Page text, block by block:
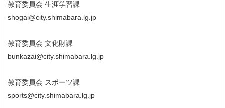
教育委員会 生涯学習課
shogai@city.shimabara.lg.jp
教育委員会 文化財課
bunkazai@city.shimabara.lg.jp
教育委員会 スポーツ課
sports@city.shimabara.lg.jp